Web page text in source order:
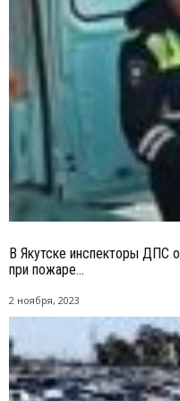
В Якутске инспекторы ДПС
при пожаре...
2 ноября, 2023